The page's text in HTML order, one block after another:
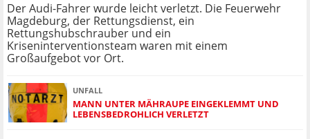
Der Audi-Fahrer wurde leicht verletzt. Die Feuerwehr
Magdeburg, der Rettungsdienst, ein
Rettungshubschrauber und ein
Kriseninterventionsteam waren mit einem
Großaufgebot vor Ort.
UNFALL
MANN UNTER MÄHRAUPE EINGEKLEMMT UND
LEBENSBEDROHLICH VERLETZT